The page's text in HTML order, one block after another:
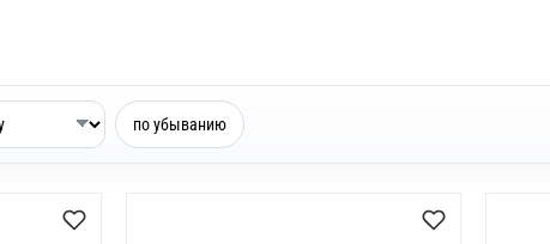
по убыванию